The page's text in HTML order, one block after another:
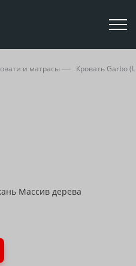
и матрасы Кровать Garbo
Массив дерева